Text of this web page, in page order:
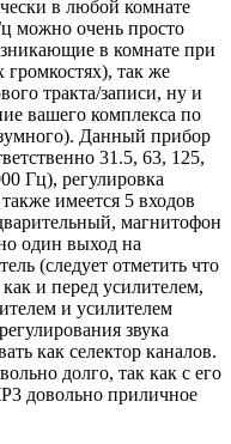
в любой комнате
можно очень просто
в комнате при
так же
тракта/записи, ну и
вашего комплекса по
Данный прибор
31.5, 63, 125,
Гц), регулировка
имеется 5 входов
магнитофон
один выход на
(следует отметить что
и перед усилителем,
и усилителем
звука
как селектор каналов.
долго, так как с его
довольно приличное